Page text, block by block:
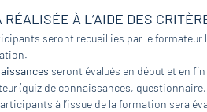
RÉALISÉE À L’AIDE DES
seront recueillies par le
seront évalués en début et en
(quiz de connaissances,
à l’issue de la formation sera